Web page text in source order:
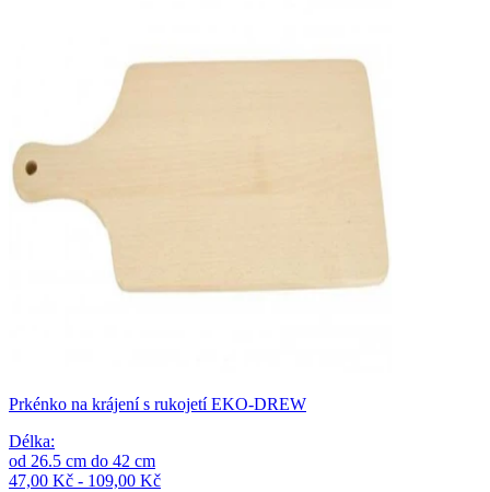
Prkénko na krájení s rukojetí EKO-DREW
Délka:
od 26.5 cm do 42 cm
47,00 Kč - 109,00 Kč